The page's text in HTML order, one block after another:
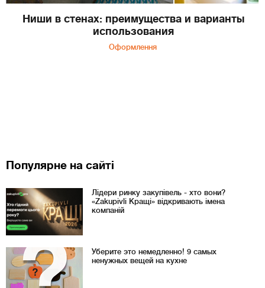
Ниши в стенах: преимущества и варианты
использования
Оформлення
Популярне на сайті
Лідери ринку закупівель - хто вони?
«Zakupivli Кращі» відкривають імена
компаній
Уберите это немедленно! 9 самых
ненужных вещей на кухне